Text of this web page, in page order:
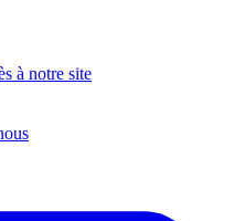
à notre site